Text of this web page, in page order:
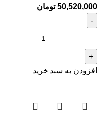
50,520,000 تومان
افزودن به سبد خرید